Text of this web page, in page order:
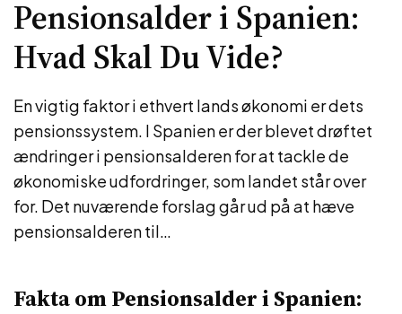
Pensionsalder i Spanien:
Hvad Skal Du Vide?
En vigtig faktor i ethvert lands økonomi er dets
pensionssystem. I Spanien er der blevet drøftet
ændringer i pensionsalderen for at tackle de
økonomiske udfordringer, som landet står over
for. Det nuværende forslag går ud på at hæve
pensionsalderen til…
Fakta om Pensionsalder i Spanien: